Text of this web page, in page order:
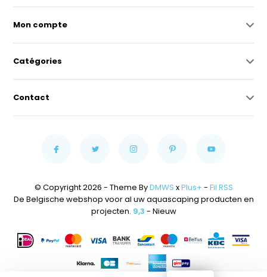
Mon compte
Catégories
Contact
© Copyright 2026 - Theme ByDMWS xPlus+ - Fil RSS
De Belgische webshop voor al uw aquascaping producten en
projecten. 9,3 - Nieuw